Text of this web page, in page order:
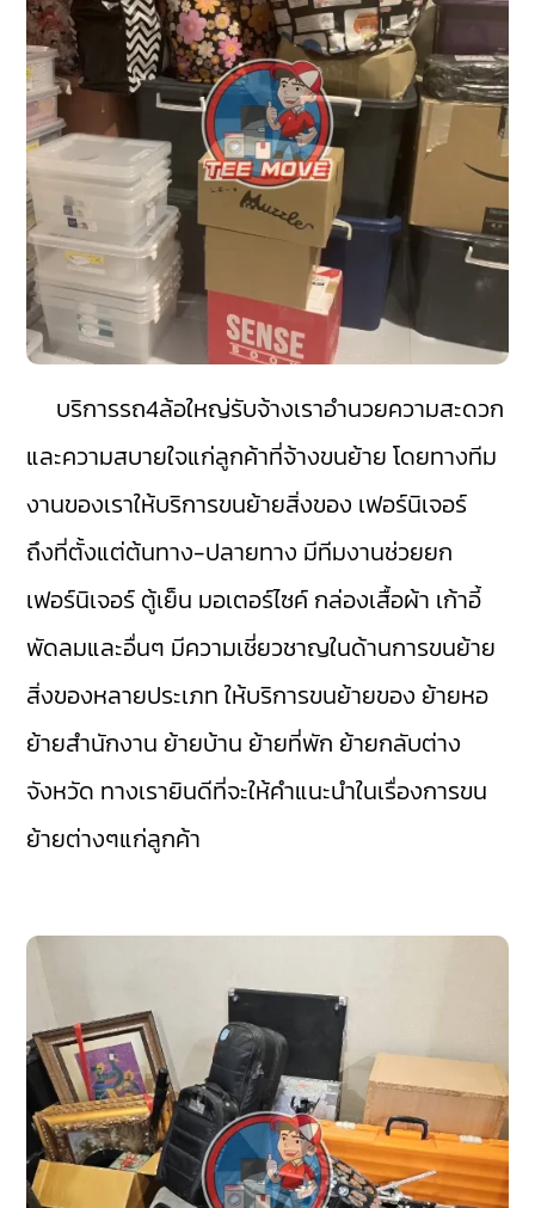
บริการรถ4ล้อใหญ่รับจ้างเราอำนวยความสะดวก
และความสบายใจแก่ลูกค้าที่จ้างขนย้าย โดยทางทีม
งานของเราให้บริการขนย้ายสิ่งของ เฟอร์นิเจอร์
ถึงที่ตั้งแต่ต้นทาง-ปลายทาง มีทีมงานช่วยยก
เฟอร์นิเจอร์ ตู้เย็น มอเตอร์ไซค์ กล่องเสื้อผ้า เก้าอี้
พัดลมและอื่นๆ มีความเชี่ยวชาญในด้านการขนย้าย
สิ่งของหลายประเภท ให้บริการขนย้ายของ ย้ายหอ
ย้ายสำนักงาน ย้ายบ้าน ย้ายที่พัก ย้ายกลับต่าง
จังหวัด ทางเรายินดีที่จะให้คำแนะนำในเรื่องการขน
ย้ายต่างๆแก่ลูกค้า